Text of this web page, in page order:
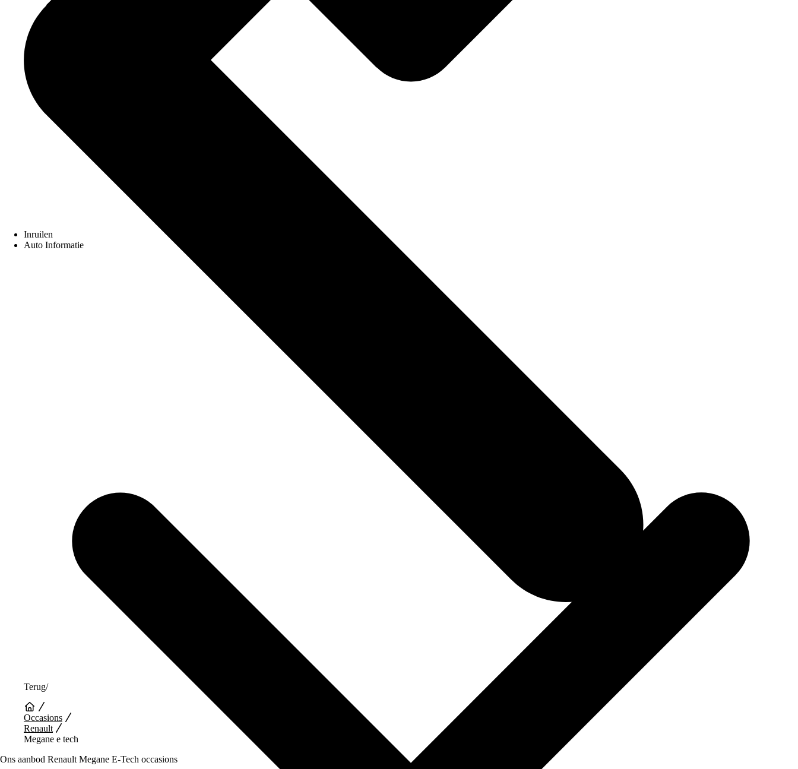
Inruilen
Auto Informatie
Terug/
Occasions
Renault
Megane e tech
Ons aanbod Renault Megane E-Tech occasions